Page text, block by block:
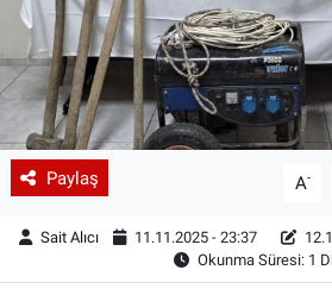
Paylaş A-
Sait Alıcı 11.11.2025 - 23:37
Okunma Süresi: 1